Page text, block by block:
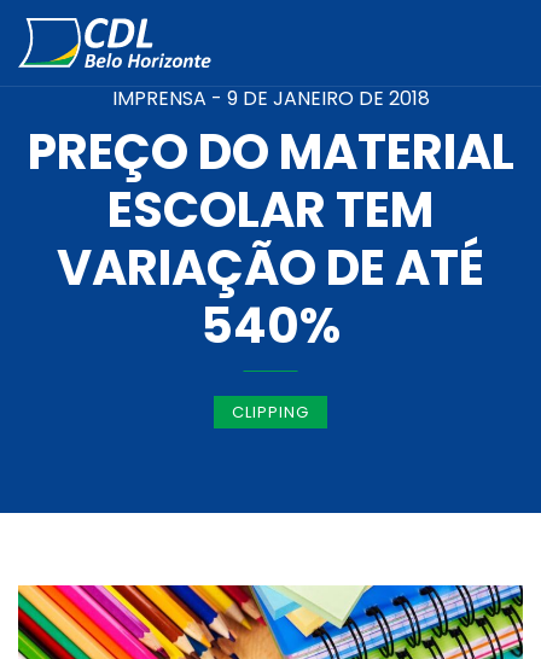
IMPRENSA - 9 DE JANEIRO DE 2018
PREÇO DO MATERIAL
ESCOLAR TEM
VARIAÇÃO DE ATÉ
540%
CLIPPING